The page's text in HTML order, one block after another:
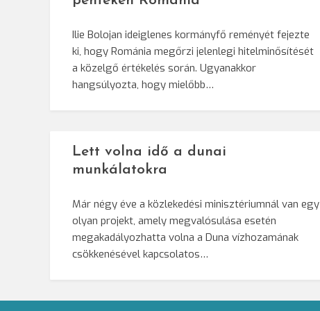
Ilie Bolojan ideiglenes kormányfő reményét fejezte
ki, hogy Románia megőrzi jelenlegi hitelminősítését
a közelgő értékelés során. Ugyanakkor
hangsúlyozta, hogy mielőbb…
Lett volna idő a dunai
munkálatokra
Már négy éve a közlekedési minisztériumnál van egy
olyan projekt, amely megvalósulása esetén
megakadályozhatta volna a Duna vízhozamának
csökkenésével kapcsolatos…